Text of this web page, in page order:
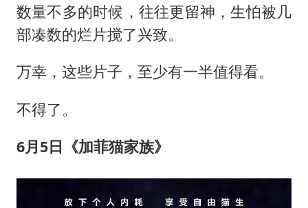
郑国霖回应去景区上班被保安拦下
数量不多的时候，往往更留神，生怕被几
部凑数的烂片搅了兴致。
万幸，这些片子，至少有一半值得看。
不得了。
6月5日 《加菲猫家族》